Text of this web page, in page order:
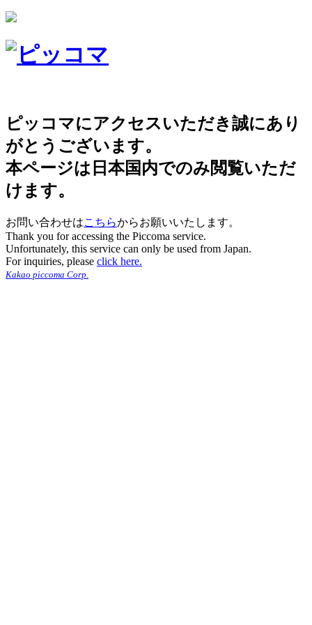
ピッコマにアクセスいただき誠にあり
がとうございます。
本ページは日本国内でのみ閲覧いただ
けます。
お問い合わせはこちらからお願いいたします。
Thank you for accessing the Piccoma service.
Unfortunately, this service can only be used from Japan.
For inquiries, please click here.
Kakao piccoma Corp.